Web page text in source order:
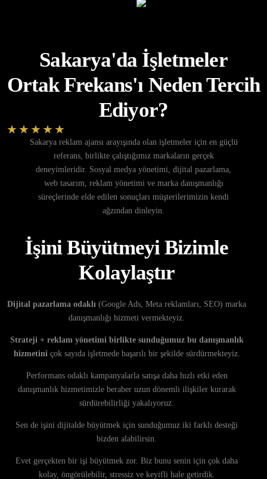
Sakarya'da İşletmeler
Ortak Frekans'ı Neden Tercih
Ediyor?
★★★★★
Sakarya reklam ajansı arayışında olan işletmeler için en güçlü
referans, birlikte çalıştığımız markaların gerçek
deneyimleridir. Sosyal medya yönetimi, dijital pazarlama,
web tasarım, reklam yönetimi ve marka danışmanlığı
süreçlerinde elde edilen sonuçları müşterilerimizin kendi
ağzından dinleyin.
İşini Büyütmeyi Bizimle
Kolaylaştır
Dijital pazarlama odaklı (Google Ads, Meta reklamları, SEO) marka
danışmanlığı hizmeti vermekteyiz.
Strateji + reklam yönetimi birlikte sunduğumuz bu danışmanlık
hizmetini çok sayıda işletmede başarılı bir şekilde sürdürmekteyiz.
Performans odaklı kampanyalarla satışa daha hızlı etki eden
danışmanlık hizmetimizle beraber uzun dönemli ilişkiler kurarak
sürdürebilirliği yakalıyoruz.
Sen de işini dijitalde büyütmek için sunduğumuz iki farklı desteği
bizden alabilirsin.
Evet gerçekten bir işi büyütmek zor. Biz bunu senin için çok daha
kolay, öngörülebilir, stressiz ve keyifli hale getirdik.